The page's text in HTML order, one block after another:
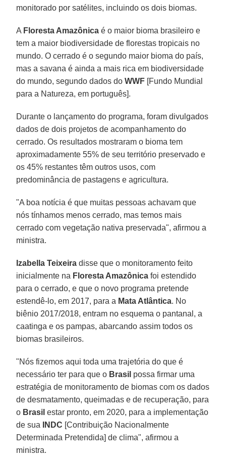
monitorado por satélites, incluindo os dois biomas.
A Floresta Amazônica é o maior bioma brasileiro e
tem a maior biodiversidade de florestas tropicais no
mundo. O cerrado é o segundo maior bioma do país,
mas a savana é ainda a mais rica em biodiversidade
do mundo, segundo dados doWWF [Fundo Mundial
para a Natureza, em português].
Durante o lançamento do programa, foram divulgados
dados de dois projetos de acompanhamento do
cerrado. Os resultados mostraram o bioma tem
aproximadamente 55% de seu território preservado e
os 45% restantes têm outros usos, com
predominância de pastagens e agricultura.
"A boa notícia é que muitas pessoas achavam que
nós tínhamos menos cerrado, mas temos mais
cerrado com vegetação nativa preservada", afirmou a
ministra.
Izabella Teixeira disse que o monitoramento feito
inicialmente na Floresta Amazônica foi estendido
para o cerrado, e que o novo programa pretende
estendê-lo, em 2017, para a Mata Atlântica. No
biênio 2017/2018, entram no esquema o pantanal, a
caatinga e os pampas, abarcando assim todos os
biomas brasileiros.
"Nós fizemos aqui toda uma trajetória do que é
necessário ter para que o Brasil possa firmar uma
estratégia de monitoramento de biomas com os dados
de desmatamento, queimadas e de recuperação, para
o Brasil estar pronto, em 2020, para a implementação
de sua
INDC [Contribuição Nacionalmente
Determinada Pretendida] de clima", afirmou a
ministra.